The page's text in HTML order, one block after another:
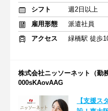
シフト
週2日以上
雇用形態
派遣社員
アクセス
緑橋駅 徒歩
株式会社ニッソーネット（勤
000sKAovAAG
【支援ス